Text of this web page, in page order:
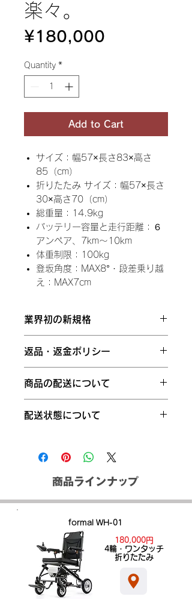
楽々。
¥180,000
Quantity *
Add to Cart
​サイズ：幅57×長さ83×高さ
85（cm）
折りたたみ ​サイズ：幅57×長さ
30×高さ70（cm）
総重量：14.9kg
バッテリー容量と走行距離：６
アンペア、7km〜10km
体重制限：100kg
登坂角度：MAX8°・段差乗り越
え：MAX7cm
業界初の新規格
おじゃま感が少ないデザイン 本体の
重さ=9.8kg※）は業界最軽量のアル
ミ製。（5年間保証） ※）180W×2
証） 総重量=14kg「重さの目安=２
セントに挿すだけ充電。 本体サイズ
85cmは、周りの人へのおじゃま感が
途中も安心の電磁ブレーキ・最大積載
量100kg 前進・後退・左右転回・
360°回転、スロープ途中で電磁ブレ
ーキ停止。 どこでも充電=外出中も
100Vコンセントで充電できます。 連
続走行可能距離=フル充電約15km：
走行状況により変わります。 折りた
たみ時（57.30.70cm）車載や飛行
返品・返金ポリシー
料をお客様にご負担いただいておりま
す。 当社からの配送時の送料は返金
ができかねますので予めご了承のほど
じて、早急に返品または交換対応させ
商品の配送について
お届け日時指定便などがあります。配
異なります。
通常配送：商品を発送してから1～
お急ぎ便：商品を発送してから1～
3日程度かかります。
当日お急ぎ便：午前12時までに注
文すると、当日の21時までに配達
されます。
【地域による違い】
離島など一部の地域では、通常配
配送状態について
順動画」をご覧ください。また、組み
上がった状態でお届けご希望の場合
は、配送料が変更になります。
商品ラインナップ
formal WH-01
180,000円
​4輪・ワンタッチ
折りたたみ